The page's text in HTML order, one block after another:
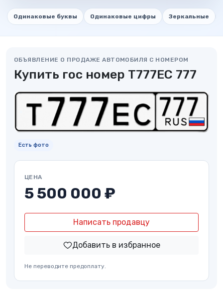
Одинаковые буквы Одинаковые цифры Зеркальные
ОБЪЯВЛЕНИЕ О ПРОДАЖЕ АВТОМОБИЛЯ С НОМЕРОМ
Купить гос номер Т777ЕС 777
Есть фото
ЦЕНА
5 500 000 ₽
Написать продавцу
Добавить в избранное
Не переводите предоплату.